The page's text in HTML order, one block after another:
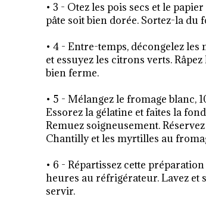
• 3 - Otez les pois secs et le
pâte soit bien dorée. Sortez-la
• 4 - Entre-temps, décongelez
et essuyez les citrons verts.
bien ferme.
• 5 - Mélangez le fromage blanc,
Essorez la gélatine et faites la
Remuez soigneusement.
Chantilly et les myrtilles au
• 6 - Répartissez cette
heures au réfrigérateur. Lavez et
servir.